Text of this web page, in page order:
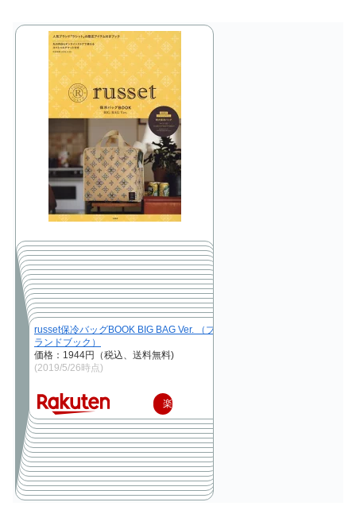
russet保冷バッグBOOK BIG BAG Ver. （ブ
ランドブック）
価格：1944円（税込、送料無料)
(2019/5/26時点)
楽
天
で
購
入